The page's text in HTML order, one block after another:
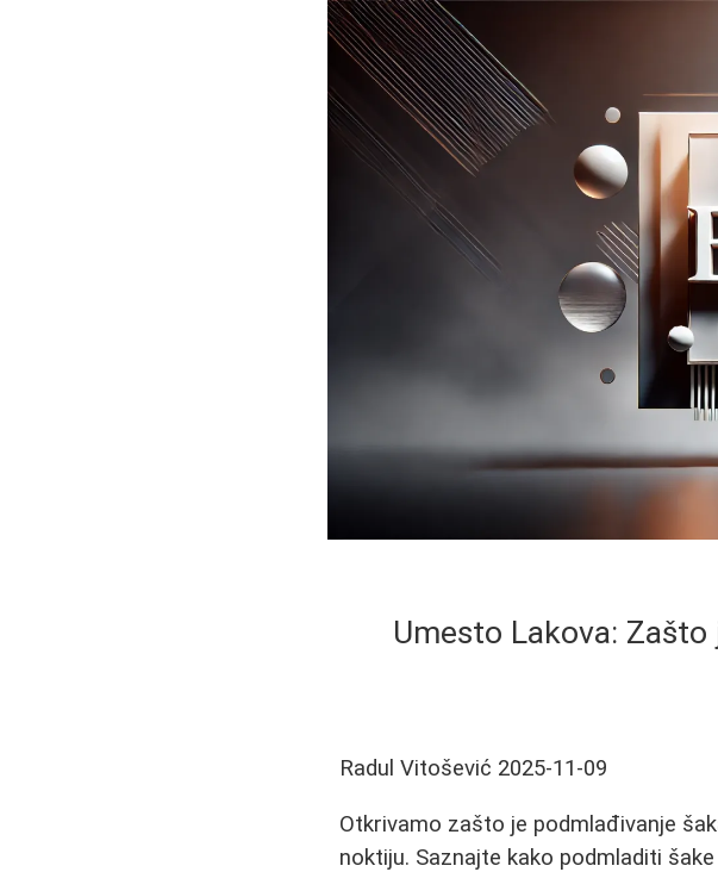
Umesto Lakova:
Radul Vitošević 2025-11-09
Otkrivamo zašto je podmlađivanje
noktiju. Saznajte kako podmladiti